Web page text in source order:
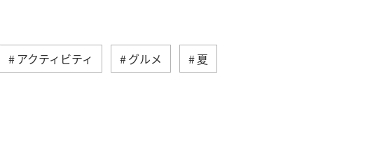
アクティビティ グルメ 夏